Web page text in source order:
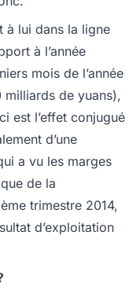
à lui dans la ligne
à l’année
mois de l’année
milliards de yuans),
est l’effet conjugué
d’une
a vu les marges
de la
trimestre 2014,
d’exploitation